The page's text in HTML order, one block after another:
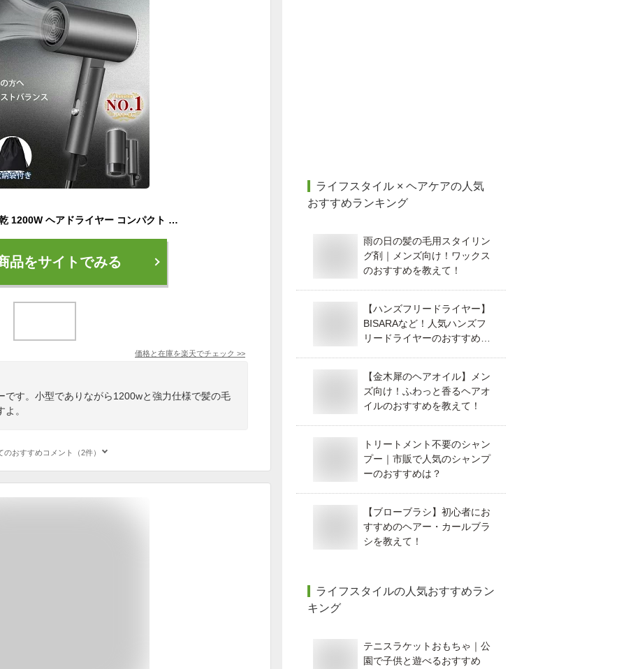
ドライヤー 大風量 速乾 1200W ヘアドライヤー コンパクト マイナスイオン 髪 スピーディー 折り畳み式 軽量 軽い 温度調整 ヘアケア ノズル付き おすすめ 短時間 旅行 旅行用 冷熱風 誕生日 母の日 プレゼント ギフト
品をサイトでみる
価格と在庫を楽天でチェック >>
です。小型でありながら1200wと強力仕様で髪の毛
。
のおすすめコメント（2件）
ライフスタイル × ヘアケアの人気
おすすめランキング
雨の日の髪の毛用スタイリン
グ剤｜メンズ向け！ワックス
のおすすめを教えて！
【ハンズフリードライヤー】
BISARAなど！人気ハンズフ
リードライヤーのおすすめ
【金木犀のヘアオイル】メン
ズ向け！ふわっと香るヘアオ
イルのおすすめを教えて！
トリートメント不要のシャン
プー｜市販で人気のシャンプ
ーのおすすめは？
【ブローブラシ】初心者にお
すすめのヘアー・カールブラ
シを教えて！
ライフスタイルの人気おすすめラン
キング
テニスラケットおもちゃ｜公
園で子供と遊べるおすすめ